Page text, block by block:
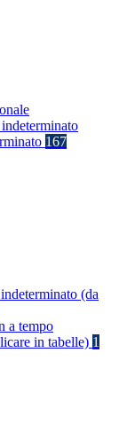
167
(da
a tempo
in tabelle) 1